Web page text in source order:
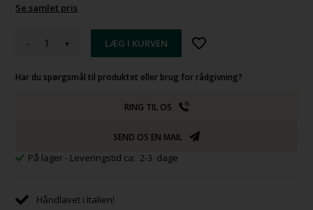
Se samlet pris
- +
Har du spørgsmål til produktet eller brug for rådgivning?
RING TIL OS
SEND OS EN MAIL
På lager - Leveringstid ca: 2-3 dage
Håndlavet i Italien!